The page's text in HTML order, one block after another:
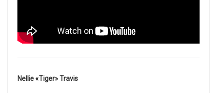
Nellie «Tiger» Travis